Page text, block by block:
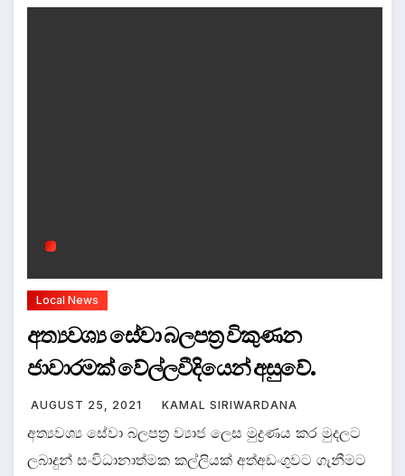
Local News
අත්‍යවශ්‍ය සේවා බලපත්‍ර විකුණන
ජාවාරමක් වේල්ලවීදියෙන් අසුවේ.
AUGUST 25, 2021 KAMAL SIRIWARDANA
අත්‍යවශ්‍ය සේවා බලපත්‍ර ව්‍යාජ ලෙස මුද්‍රණය කර මුදලට
ලබාදුන් සංවිධානාත්මක කල්ලියක් අත්අඩංගුවට ගැනීමට